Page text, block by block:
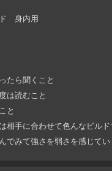
身内用
たら聞くこと
は読むこと
と
相手に合わせて色んなビル
でみて強さを弱さを感じて